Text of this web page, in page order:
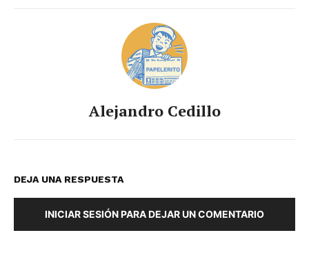
Alejandro Cedillo
DEJA UNA RESPUESTA
INICIAR SESIÓN PARA DEJAR UN COMENTARIO